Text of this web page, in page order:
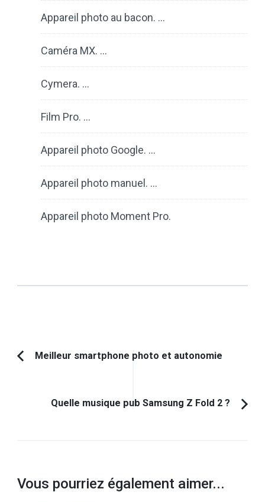
Appareil photo au bacon. …
Caméra MX. …
Cymera. …
Film Pro. …
Appareil photo Google. …
Appareil photo manuel. …
Appareil photo Moment Pro.
Navigation
Meilleur smartphone photo et autonomie
Quelle musique pub Samsung Z Fold 2 ?
Vous pourriez également aimer...